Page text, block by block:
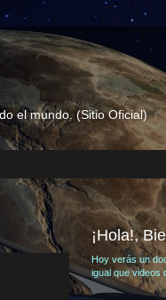
el mundo. (Sitio Oficial)
¡Hola!,
Hoy verás un
igual que videos